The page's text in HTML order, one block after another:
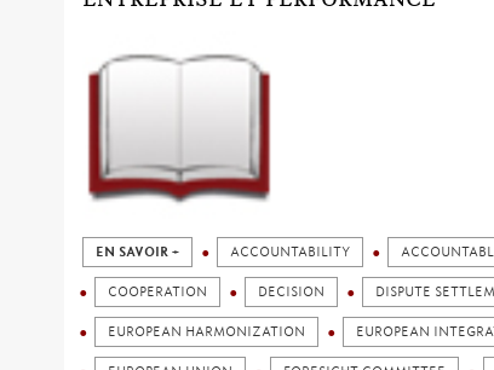
EN SAVOIR + ACCOUNTABILITY
COOPERATION DECISION DISPUTE
EUROPEAN HARMONIZATION EUROPEAN